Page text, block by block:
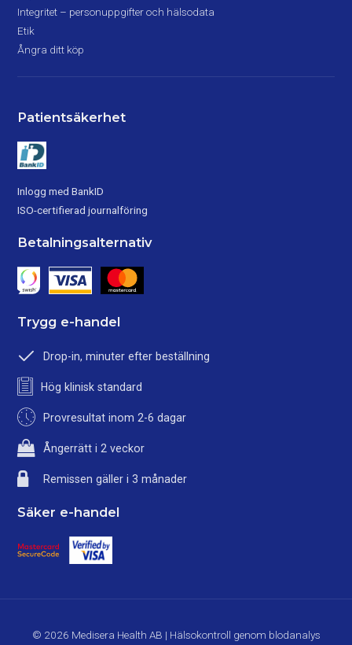
Integritet – personuppgifter och hälsodata
Etik
Ångra ditt köp
Patientsäkerhet
Inlogg med BankID
ISO-certifierad journalföring
Betalningsalternativ
Trygg e-handel
Drop-in, minuter efter beställning
Hög klinisk standard
Provresultat inom 2-6 dagar
Ångerrätt i 2 veckor
Remissen gäller i 3 månader
Säker e-handel
© 2026 Medisera Health AB | Hälsokontroll genom blodanalys